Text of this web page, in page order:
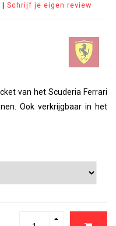
| Schrijf je eigen review
van het Scuderia Ferrari
Ook verkrijgbaar in het